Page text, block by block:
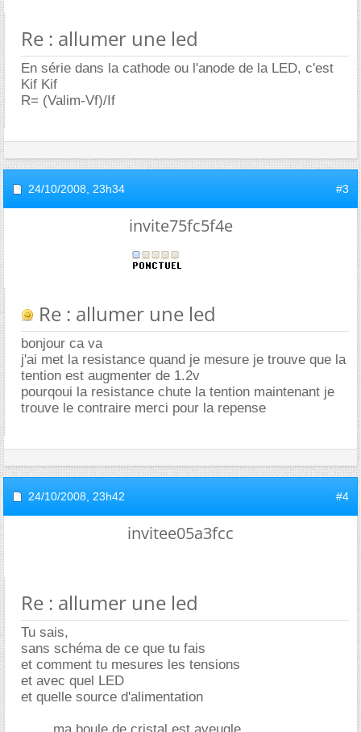
Re : allumer une led
En série dans la cathode ou l'anode de la LED, c'est
Kif Kif
R= (Valim-Vf)/If
24/10/2008, 23h34 #3
invite75fc5f4e
Re : allumer une led
bonjour ca va
j'ai met la resistance quand je mesure je trouve que la
tention est augmenter de 1.2v
pourqoui la resistance chute la tention maintenant je
trouve le contraire merci pour la repense
24/10/2008, 23h42 #4
invitee05a3fcc
Re : allumer une led
Tu sais,
sans schéma de ce que tu fais
et comment tu mesures les tensions
et avec quel LED
et quelle source d'alimentation